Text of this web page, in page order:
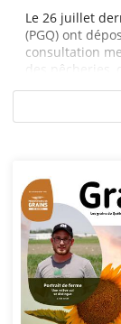
Le 26 juillet
(PGQ) ont
consultation
des pêcheries,